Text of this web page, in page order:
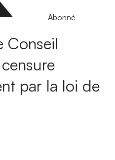
Abonné
Conseil
par la loi de